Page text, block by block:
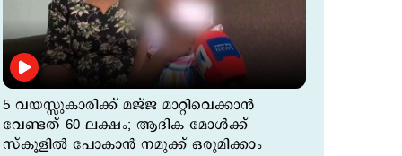
5 വയസ്സുകാരിക്ക് മജ്ജ മാറ്റിവെക്കാൻ
വേണ്ടത് 60 ലക്ഷം; ആദിക മോൾക്ക്
സ്കൂളിൽ പോകാൻ നമുക്ക് ഒരുമിക്കാം